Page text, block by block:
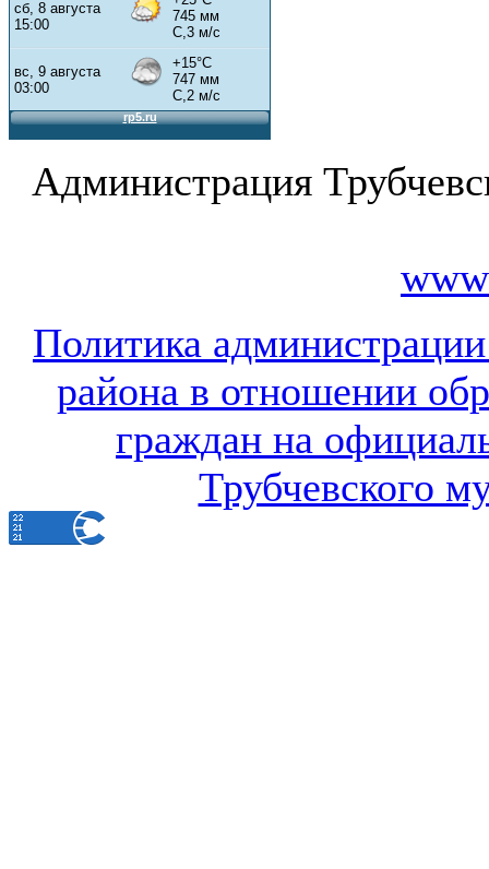
Администрация
Политика
района в отношении
граждан на
Трубчевского